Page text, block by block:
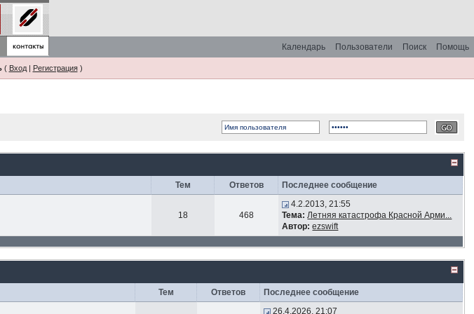
Помощь
Поиск
Пользователи
Календарь
( Вход| Регистрация)
Тем Ответов Последнее сообщение
18 468
4.2.2013, 21:55
Тема: Летняя катастрофа Красной Арми...
Автор: ezswift
Тем Ответов Последнее сообщение
26.4.2026, 21:07